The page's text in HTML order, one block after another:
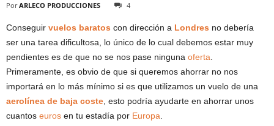
Por ARLECO PRODUCCIONES 4
Conseguir vuelos baratos con dirección a Londres no debería
ser una tarea dificultosa, lo único de lo cual debemos estar muy
pendientes es de que no se nos pase ninguna oferta
Primeramente, es obvio de que si queremos ahorrar no nos
importará en lo más mínimo si es que utilizamos un vuelo de una
aerolínea de baja coste , esto podría ayudarte en ahorrar unos
cuantos euros en tu estadía por Europa